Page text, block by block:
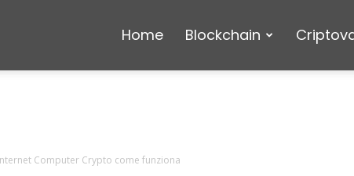
Home Blockchain
Computer Crypto come funziona